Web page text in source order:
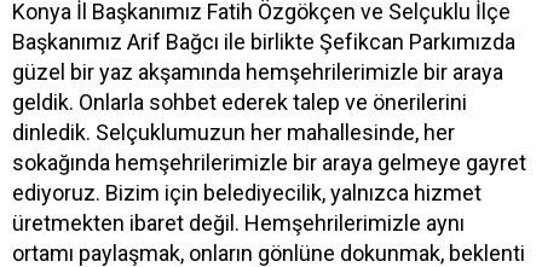
Konya İl Başkanımız Fatih Özgökçen ve Selçuklu İlçe
Başkanımız Arif Bağcı ile birlikte Şefikcan Parkımızda
güzel bir yaz akşamında hemşehrilerimizle bir araya
geldik. Onlarla sohbet ederek talep ve önerilerini
dinledik. Selçuklumuzun her mahallesinde, her
sokağında hemşehrilerimizle bir araya gelmeye gayret
ediyoruz. Bizim için belediyecilik, yalnızca hizmet
üretmekten ibaret değil. Hemşehrilerimizle aynı
ortamı paylaşmak, onların gönlüne dokunmak, beklenti